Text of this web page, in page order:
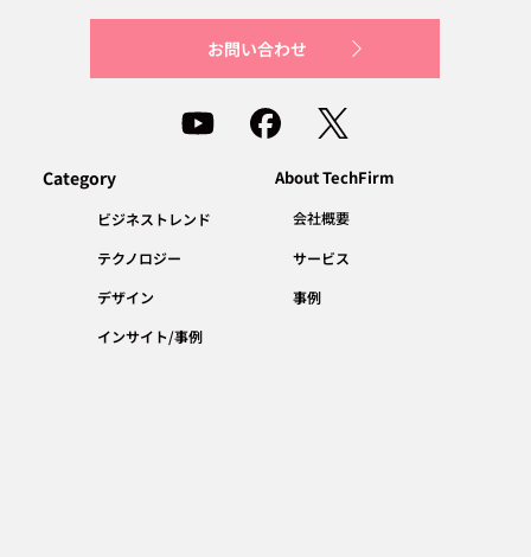
お問い合わせ
Category
ビジネストレンド
テクノロジー
デザイン
インサイト/事例
About TechFirm
会社概要
サービス
事例